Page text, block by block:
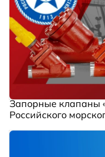
Запорные клапаны
Российского